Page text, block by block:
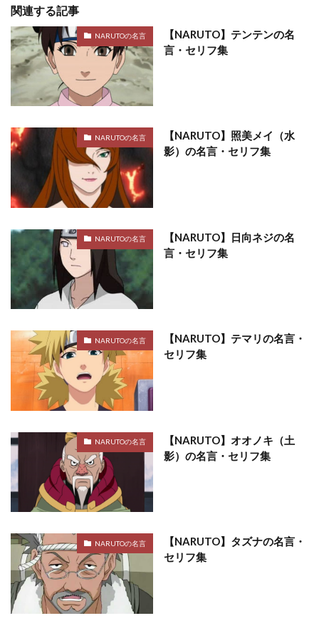
関連する記事
NARUTOの名言
【NARUTO】テンテンの名
言・セリフ集
NARUTOの名言
【NARUTO】照美メイ（水
影）の名言・セリフ集
NARUTOの名言
【NARUTO】日向ネジの名
言・セリフ集
NARUTOの名言
【NARUTO】テマリの名言・
セリフ集
NARUTOの名言
【NARUTO】オオノキ（土
影）の名言・セリフ集
NARUTOの名言
【NARUTO】タズナの名言・
セリフ集